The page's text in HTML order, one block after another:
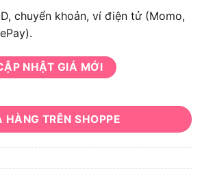
chuyển khoản, ví điện tử (Momo,
NHẬT GIÁ MỚI
châm Stanley 62-511 số lượng
HÀNG TRÊN SHOPPE